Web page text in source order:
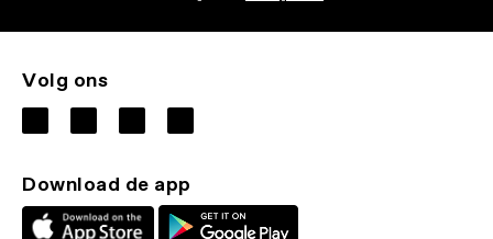
Volg ons
Download de app